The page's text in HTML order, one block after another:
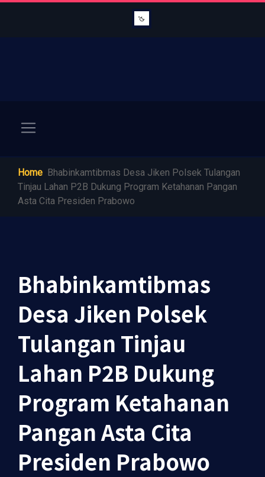
Home Bhabinkamtibmas Desa Jiken Polsek Tulangan
Tinjau Lahan P2B Dukung Program Ketahanan Pangan
Asta Cita Presiden Prabowo
Bhabinkamtibmas
Desa Jiken Polsek
Tulangan Tinjau
Lahan P2B Dukung
Program Ketahanan
Pangan Asta Cita
Presiden Prabowo